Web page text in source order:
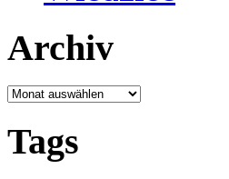
Archiv
Archiv
Tags